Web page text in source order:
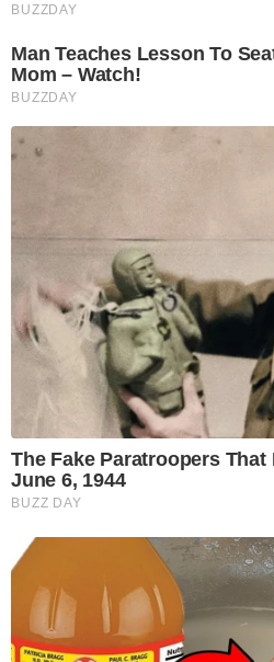
BUZZDAY
Man Teaches Lesson To
Mom – Watch!
BUZZDAY
The Fake Paratroopers That
June 6, 1944
BUZZ DAY